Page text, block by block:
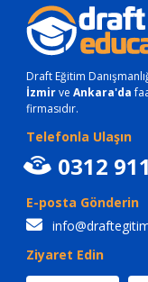
Draft Eğitim
İzmirve Ankara'da
firmasıdır.
Telefonla Ulaşın
0312
E-posta Gönderin
Ziyaret Edin